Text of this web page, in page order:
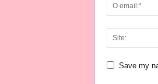
Save my